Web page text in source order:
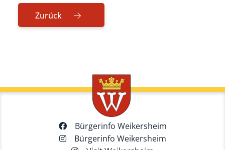
Zurück
Bürgerinfo Weikersheim
Bürgerinfo Weikersheim